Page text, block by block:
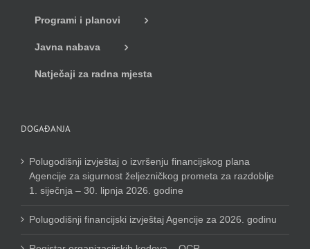
Programi i planovi
Javna nabava
Natječaji za radna mjesta
DOGAĐANJA
Polugodišnji izvještaj o izvršenju financijskog plana
Agencije za sigurnost željezničkog prometa za razdoblje
1. siječnja – 30. lipnja 2026. godine
Polugodišnji financijski izvještaj Agencije za 2026. godinu